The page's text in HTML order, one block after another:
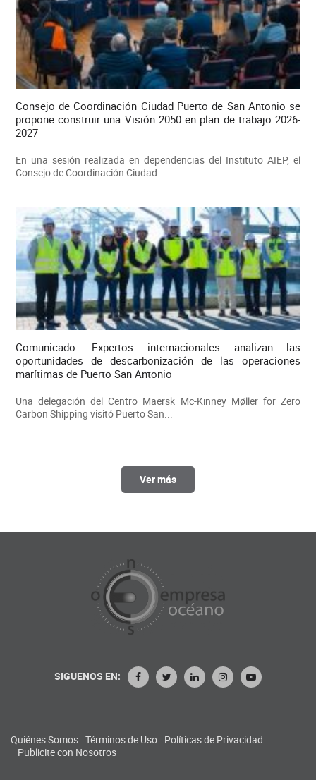
Consejo de Coordinación Ciudad Puerto de San Antonio se
propone construir una Visión 2050 en plan de trabajo 2026-
2027
En una sesión realizada en dependencias del Instituto AIEP, el
Consejo de Coordinación Ciudad...
Comunicado: Expertos internacionales analizan las
oportunidades de descarbonización de las operaciones
marítimas de Puerto San Antonio
Una delegación del Centro Maersk Mc-Kinney Møller for Zero
Carbon Shipping visitó Puerto San...
Ver más
SIGUENOS EN:
Quiénes Somos Términos de Uso Políticas de Privacidad
Publicite con Nosotros